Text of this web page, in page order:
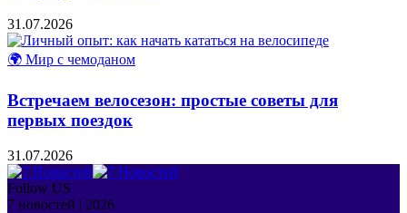
31.07.2026
🌍 Мир с чемоданом
Встречаем велосезон: простые советы для
первых поездок
31.07.2026
Follow US
7 новостей | 2026